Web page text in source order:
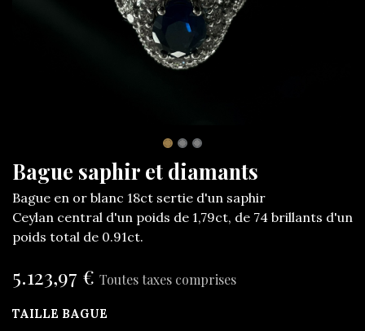
Bague saphir et diamants
Bague en or blanc 18ct sertie d'un saphir
Ceylan central d'un poids de 1,79ct, de 74 brillants d'un
poids total de 0.91ct.
5.123,97 € Toutes taxes comprises
TAILLE BAGUE